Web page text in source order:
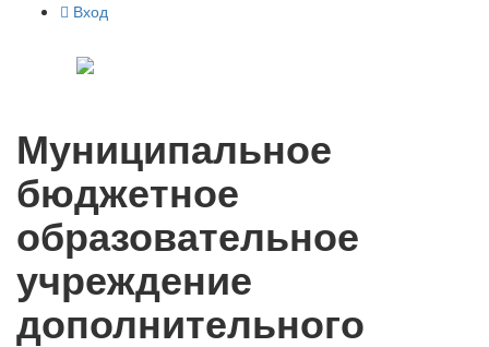
Вход
Муниципальное
бюджетное
образовательное
учреждение
дополнительного